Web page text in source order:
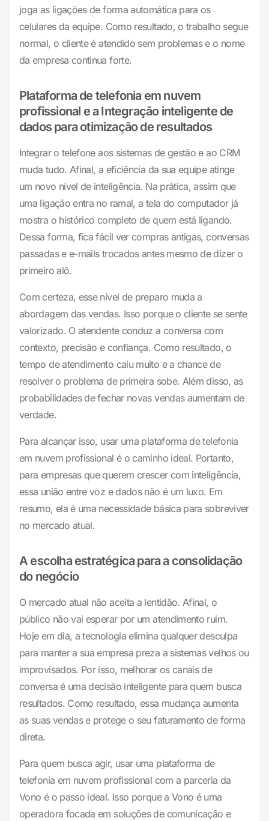
joga as ligações de forma automática para os
celulares da equipe. Como resultado, o trabalho segue
normal, o cliente é atendido sem problemas e o nome
da empresa continua forte.
Plataforma de telefonia em nuvem
profissional e a Integração inteligente de
dados para otimização de resultados
Integrar o telefone aos sistemas de gestão e ao CRM
muda tudo. Afinal, a eficiência da sua equipe atinge
um novo nível de inteligência. Na prática, assim que
uma ligação entra no ramal, a tela do computador já
mostra o histórico completo de quem está ligando.
Dessa forma, fica fácil ver compras antigas, conversas
passadas e e-mails trocados antes mesmo de dizer o
primeiro alô.
Com certeza, esse nível de preparo muda a
abordagem das vendas. Isso porque o cliente se sente
valorizado. O atendente conduz a conversa com
contexto, precisão e confiança. Como resultado, o
tempo de atendimento caiu muito e a chance de
resolver o problema de primeira sobe. Além disso, as
probabilidades de fechar novas vendas aumentam de
verdade.
Para alcançar isso, usar uma plataforma de telefonia
em nuvem profissional é o caminho ideal. Portanto,
para empresas que querem crescer com inteligência,
essa união entre voz e dados não é um luxo. Em
resumo, ela é uma necessidade básica para sobreviver
no mercado atual.
A escolha estratégica para a consolidação
do negócio
O mercado atual não aceita a lentidão. Afinal, o
público não vai esperar por um atendimento ruim.
Hoje em dia, a tecnologia elimina qualquer desculpa
para manter a sua empresa preza a sistemas velhos ou
improvisados. Por isso, melhorar os canais de
conversa é uma decisão inteligente para quem busca
resultados. Como resultado, essa mudança aumenta
as suas vendas e protege o seu faturamento de forma
direta.
Para quem busca agir, usar uma plataforma de
telefonia em nuvem profissional com a parceria da
Vono é o passo ideal. Isso porque a Vono é uma
operadora focada em soluções de comunicação e